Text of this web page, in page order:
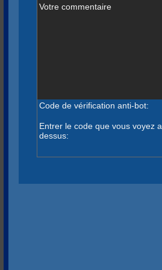
Votre commentaire
Code de vérification anti-bot:
Entrer le code que vous voyez
dessus: